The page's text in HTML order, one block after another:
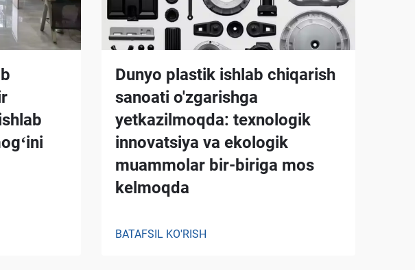
Dunyo plastik ishlab chiqarish
sanoati o'zgarishga
yetkazilmoqda: texnologik
innovatsiya va ekologik
muammolar bir-biriga mos
kelmoqda
BATAFSIL KO'RISH